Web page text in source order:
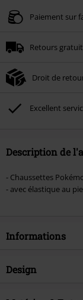
Valable jusqu'au 09/
Une fois le code saisi,
Non cumulable avec
Broilers, Die Ärzte,
incluant un don.
Paiement sur
Retours
Droit de
Excellent
Description de
- Chaussettes
- avec élastique au
Informations
Article n°.
Design